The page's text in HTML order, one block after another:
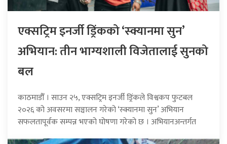
एक्सट्रिम इनर्जी ड्रिंकको ‘स्क्यानमा सुन’
अभियान: तीन भाग्यशाली विजेतालाई सुनको
बल
काठमाडौँ । साउन २५, एक्सट्रिम इनर्जी ड्रिंकले विश्वकप फुटबल
२०२६ को अवसरमा सञ्चालन गरेको ‘स्क्यानमा सुन’ अभियान
सफलतापूर्वक सम्पन्न भएको घोषणा गरेको छ । अभियानअन्तर्गत